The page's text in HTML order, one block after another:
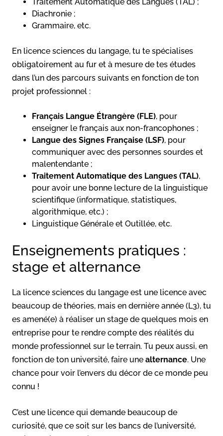
Diachronie ;
Grammaire, etc.
En licence sciences du langage, tu te spécialises
obligatoirement au fur et à mesure de tes études
dans l’un des parcours suivants en fonction de ton
projet professionnel :
Français Langue Étrangère (FLE), pour
enseigner le français aux non-francophones ;
Langue des Signes Française (LSF), pour
communiquer avec des personnes sourdes et
malentendante ;
Traitement Automatique des Langues (TAL),
pour avoir une bonne lecture de la linguistique
scientifique (informatique, statistiques,
algorithmique, etc.) ;
Linguistique Générale et Outillée, etc.
Enseignements pratiques :
stage et alternance
La licence sciences du langage est une licence avec
beaucoup de théories, mais en dernière année (L3), tu
es amené(e) à réaliser un stage de quelques mois en
entreprise pour te rendre compte des réalités du
monde professionnel sur le terrain. Tu peux aussi, en
fonction de ton université, faire une alternance. Une
chance pour voir l’envers du décor de ce monde peu
connu !
C’est une licence qui demande beaucoup de
curiosité, que ce soit sur les bancs de l’université,